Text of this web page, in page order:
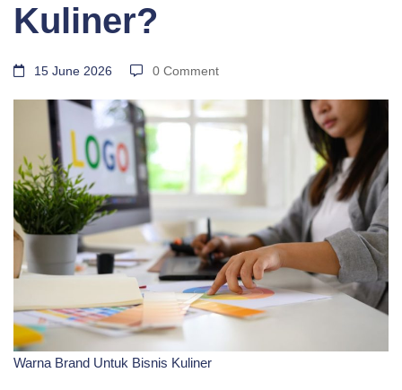
Asal
Pilih
Warna
Brand
Untuk
Bisnis
Kuliner?
15 June 2026 0 Comment
Warna Brand Untuk Bisnis Kuliner